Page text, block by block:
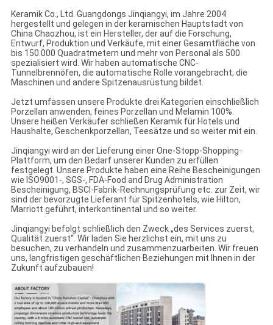
Keramik Co., Ltd. Guangdongs Jinqiangyi, im Jahre 2004
hergestellt und gelegen in der keramischen Hauptstadt von
China Chaozhou, ist ein Hersteller, der auf die Forschung,
Entwurf, Produktion und Verkäufe, mit einer Gesamtfläche von
bis 150.000 Quadratmetern und mehr von Personal als 500
spezialisiert wird. Wir haben automatische CNC-
Tunnelbrennöfen, die automatische Rolle vorangebracht, die
Maschinen und andere Spitzenausrüstung bildet.
Jetzt umfassen unsere Produkte drei Kategorien einschließlich
Porzellan anwenden, feines Porzellan und Melamin 100%.
Unsere heißen Verkäufer schließen Keramik für Hotels und
Haushalte, Geschenkporzellan, Teesätze und so weiter mit ein.
Jinqiangyi wird an der Lieferung einer One-Stopp-Shopping-
Plattform, um den Bedarf unserer Kunden zu erfüllen
festgelegt. Unsere Produkte haben eine Reihe Bescheinigungen
wie ISO9001-, SGS-, FDA-Food and Drug Administration
Bescheinigung, BSCI-Fabrik-Rechnungsprüfung etc. zur Zeit, wir
sind der bevorzugte Lieferant für Spitzenhotels, wie Hilton,
Marriott geführt, interkontinental und so weiter.
Jinqiangyi befolgt schließlich den Zweck „des Services zuerst,
Qualität zuerst“. Wir laden Sie herzlichst ein, mit uns zu
besuchen, zu verhandeln und zusammenzuarbeiten. Wir freuen
uns, langfristigen geschäftlichen Beziehungen mit Ihnen in der
Zukunft aufzubauen!